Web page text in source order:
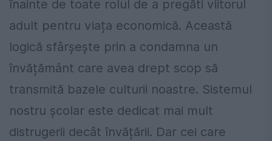
înainte de toate rolul de a pregăti viitorul
adult pentru viața economică. Această
logică sfârșește prin a condamna un
învățământ care avea drept scop să
transmită bazele culturii noastre. Sistemul
nostru școlar este dedicat mai mult
distrugerii decât învățării. Dar cei care